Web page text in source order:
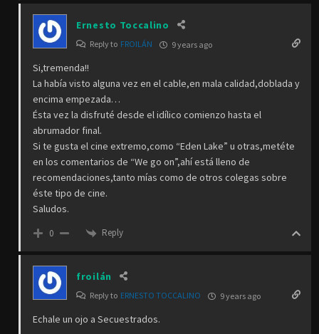
Ernesto Toccalino
Reply to FROILÁN 9 years ago
Si,tremenda!!
La había visto alguna vez en el cable,en mala calidad,doblada y
encima empezada…
Ésta vez la disfruté desde el idílico comienzo hasta el
abrumador final.
Si te gusta el cine extremo,como “Eden Lake” u otras,metéte
en los comentarios de “We go on”,ahí está lleno de
recomendaciones,tanto mías como de otros colegas sobre
éste tipo de cine.
Saludos.
0 Reply
froilán
Reply to ERNESTO TOCCALINO 9 years ago
Echale un ojo a Secuestrados.